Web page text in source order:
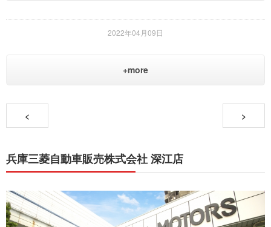
2022年04月09日
+more
< >
兵庫三菱自動車販売株式会社 深江店